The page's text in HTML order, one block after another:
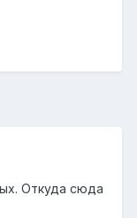
Откуда сюда